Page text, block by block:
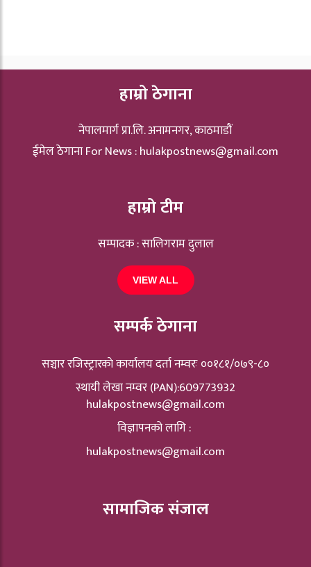
हाम्रो ठेगाना
नेपालमार्ग प्रा.लि. अनामनगर, काठमाडौं
ईमेल ठेगाना For News :hulakpostnews@gmail.com
हाम्रो टीम
सम्पादक : सालिगराम दुलाल
VIEW ALL
सम्पर्क ठेगाना
सञ्चार रजिस्ट्रारकाे कार्यालय दर्ता नम्वरः ००१८१/०७९-८०
स्थायी लेखा नम्वर (PAN):609773932
hulakpostnews@gmail.com
विज्ञापनको लागि :
hulakpostnews@gmail.com
सामाजिक संजाल